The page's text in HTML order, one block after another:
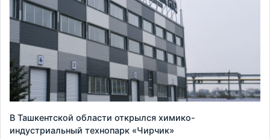
В Ташкентской области открылся химико-
индустриальный технопарк «Чирчик»